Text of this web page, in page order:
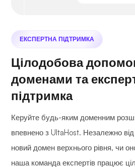
ЕКСПЕРТНА ПІДТРИМКА
Цілодобова
доменами та
підтримка
Керуйте будь-яким доменним
впевнено з UltaHost. Незалежно
новий домен верхнього рівня, чи
наша команда експертів працює